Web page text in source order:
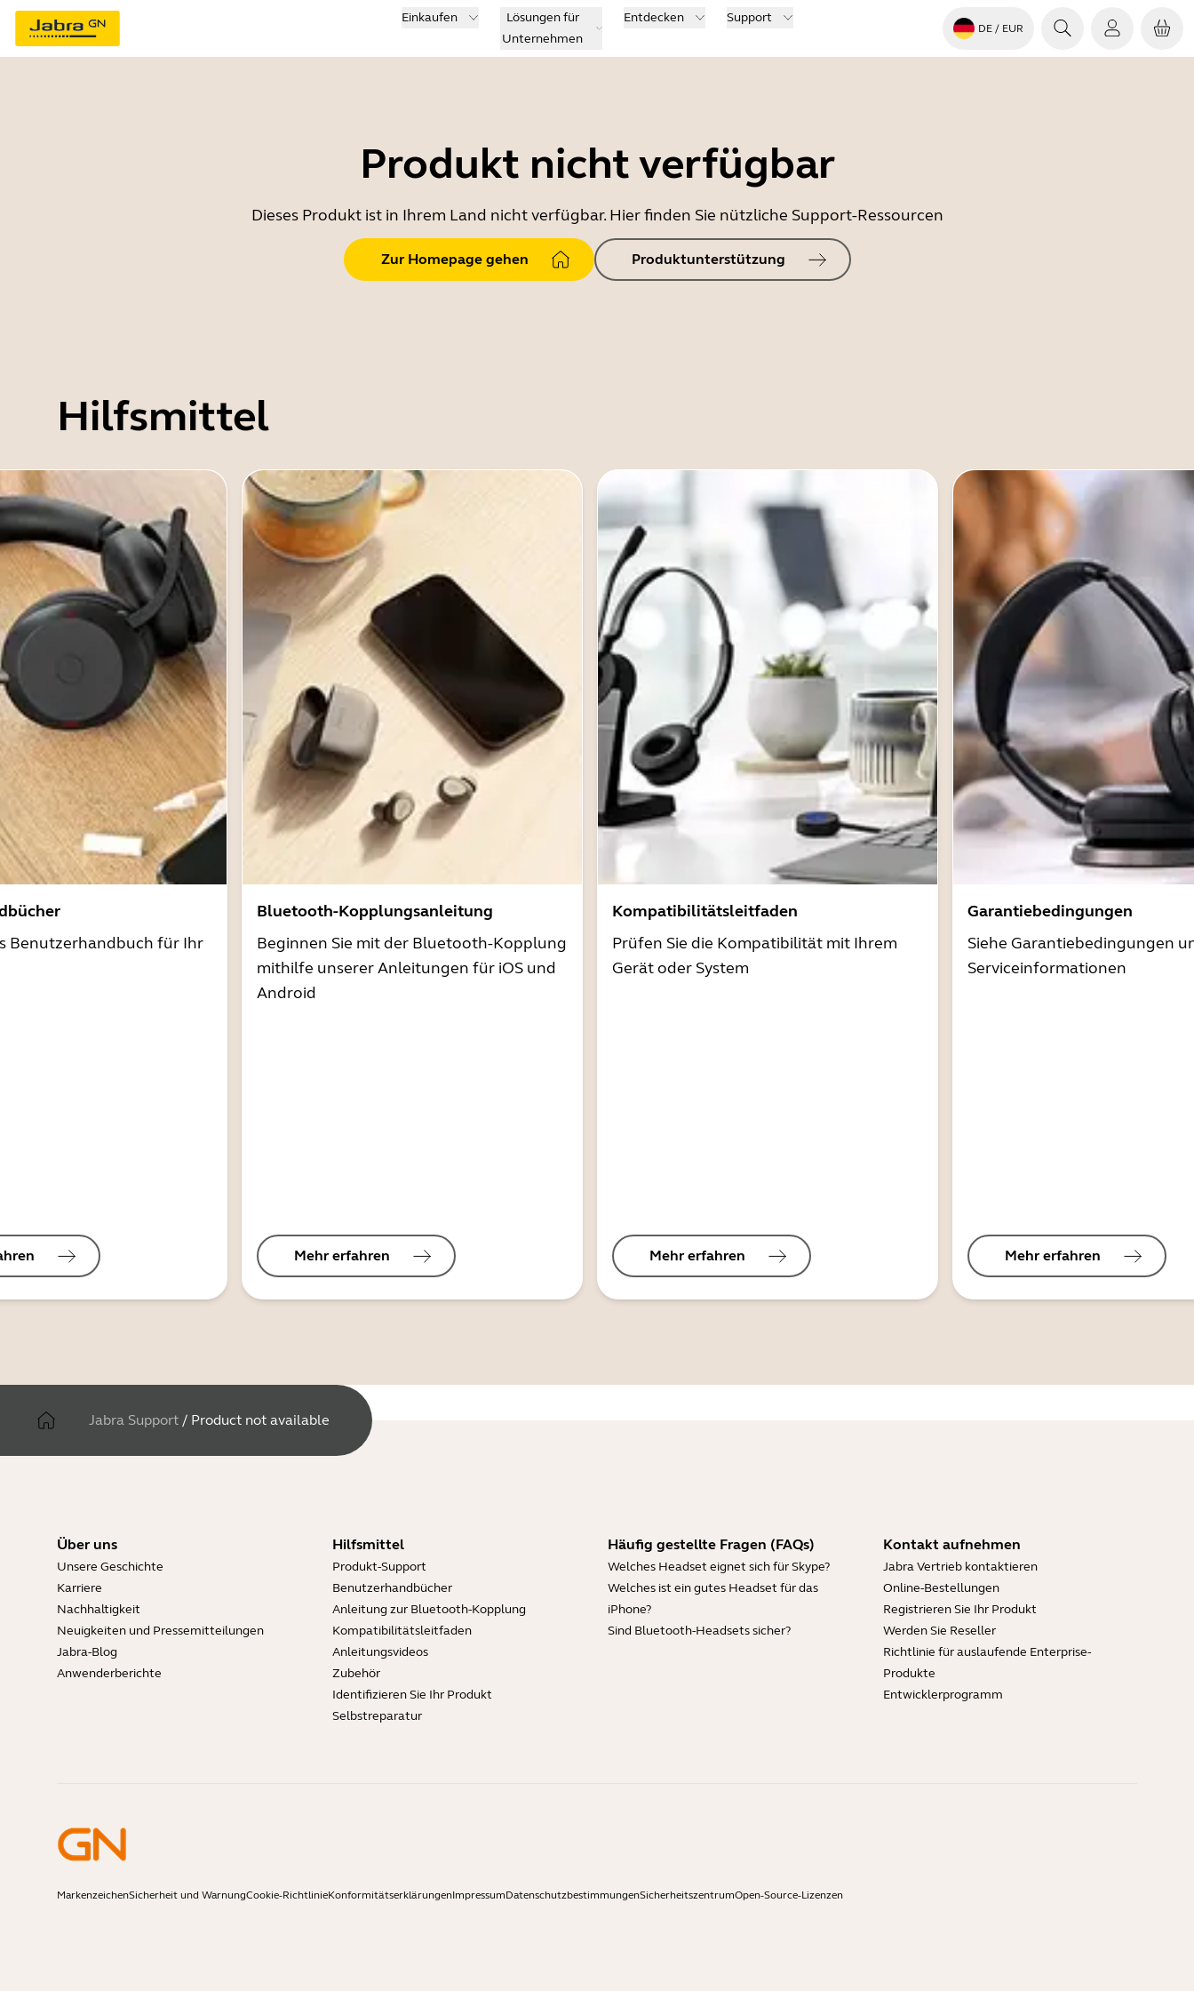
Einkaufen
Lösungen für
Unternehmen
Entdecken Support
DE / EUR
Produkt nicht verfügbar
Dieses Produkt ist in Ihrem Land nicht verfügbar. Hier finden Sie nützliche Support-Ressourcen
Zur Homepage gehen Produktunterstützung
Hilfsmittel
Benutzerhandbuch für Ihr
Bluetooth-Kopplungsanleitung
Beginnen Sie mit der Bluetooth-Kopplung
mithilfe unserer Anleitungen für iOS und
Android
Mehr erfahren
Kompatibilitätsleitfaden
Prüfen Sie die Kompatibilität mit Ihrem
Gerät oder System
Mehr erfahren
Garantiebedingungen
Siehe Garantiebedingungen
Serviceinformationen
Mehr erfahren
Jabra Support / Product not available
Über uns
Unsere Geschichte
Karriere
Nachhaltigkeit
Neuigkeiten und Pressemitteilungen
Jabra-Blog
Anwenderberichte
Hilfsmittel
Produkt-Support
Benutzerhandbücher
Anleitung zur Bluetooth-Kopplung
Kompatibilitätsleitfaden
Anleitungsvideos
Zubehör
Identifizieren Sie Ihr Produkt
Selbstreparatur
Häufig gestellte Fragen (FAQs)
Welches Headset eignet sich für Skype?
Welches ist ein gutes Headset für das
iPhone?
Sind Bluetooth-Headsets sicher?
Kontakt aufnehmen
Jabra Vertrieb kontaktieren
Online-Bestellungen
Registrieren Sie Ihr Produkt
Werden Sie Reseller
Richtlinie für auslaufende Enterprise-
Produkte
Entwicklerprogramm
MarkenzeichenSicherheit und WarnungCookie-RichtlinieKonformitätserklärungenImpressumDatenschutzbestimmungenSicherheitszentrumOpen-Source-Lizenzen